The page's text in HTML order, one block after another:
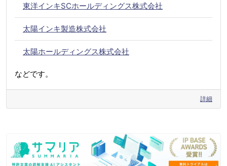
東洋インキSCホールディングス株式会社
太陽インキ製造株式会社
太陽ホールディングス株式会社
などです。
詳細